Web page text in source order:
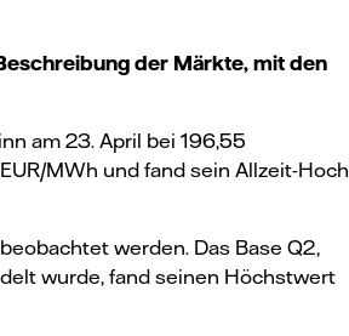
der Märkte, mit den
am 23. April bei 196,55
MWh und fand sein Allzeit-Hoch
werden. Das Base Q2,
wurde, fand seinen Höchstwert